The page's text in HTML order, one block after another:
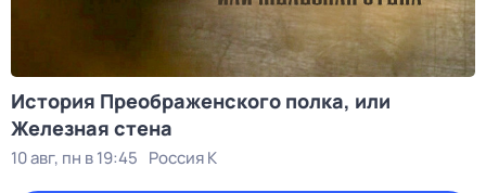
История Преображенского полка, или
Железная стена
10 авг, пн в 19:45 Россия К